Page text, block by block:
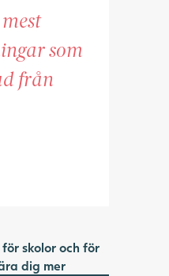
som
från
skolor och för
dig mer